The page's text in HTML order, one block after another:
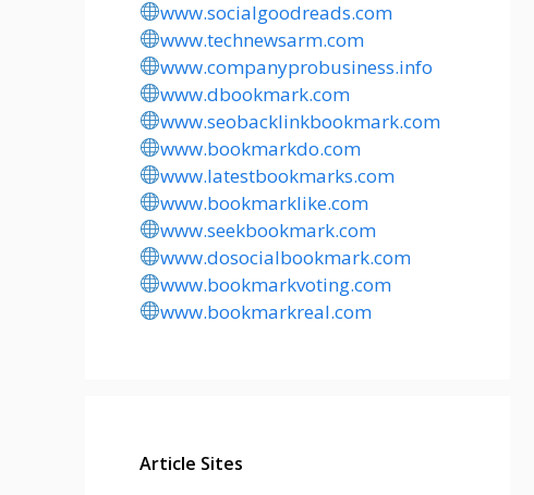
www.socialgoodreads.com
www.technewsarm.com
www.companyprobusiness.info
www.dbookmark.com
www.seobacklinkbookmark.com
www.bookmarkdo.com
www.latestbookmarks.com
www.bookmarklike.com
www.seekbookmark.com
www.dosocialbookmark.com
www.bookmarkvoting.com
www.bookmarkreal.com
Article Sites